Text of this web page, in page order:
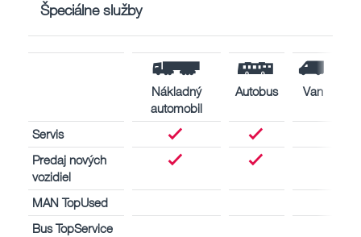
Špeciálne služby
Nákladný
automobil
Autobus Van
Servis
Predaj nových
vozidiel
MAN TopUsed
Bus TopService